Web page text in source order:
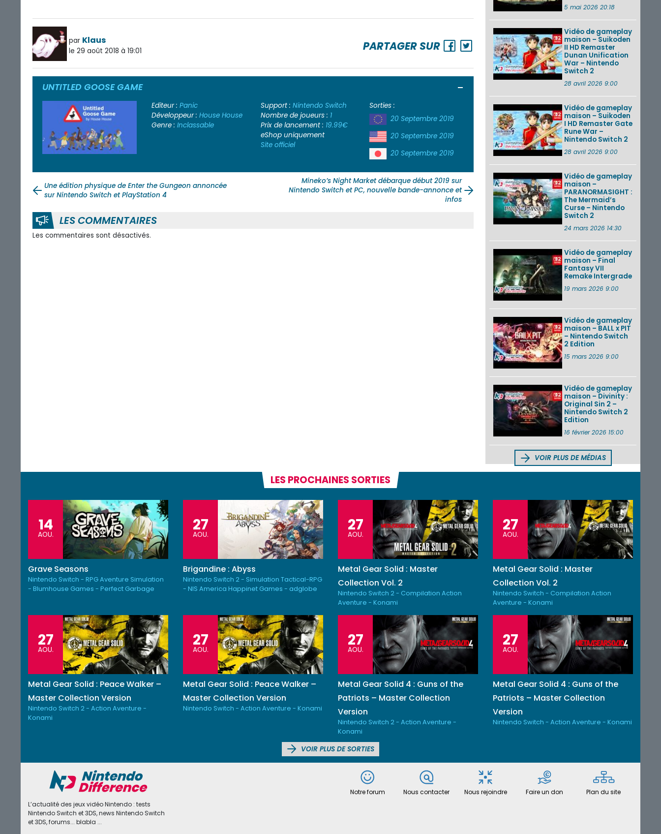
par Klaus
le 29 août 2018 à 19:01 PARTAGER SUR
UNTITLED GOOSE GAME
Editeur : Panic
Développeur : House House
Genre : Inclassable
Support : Nintendo Switch
Nombre de joueurs : 1
Prix de lancement : 19.99€
eShop uniquement
Site officiel
Sorties :
20 Septembre 2019
20 Septembre 2019
20 Septembre 2019
Une édition physique de Enter the Gungeon annoncée
sur Nintendo Switch et PlayStation 4
Mineko’s Night Market débarque début 2019 sur
Nintendo Switch et PC, nouvelle bande-annonce et
infos
LES COMMENTAIRES
Les commentaires sont désactivés.
5 mai 2026 20:18
Vidéo de gameplay
maison – Suikoden
II HD Remaster
Dunan Unification
War – Nintendo
Switch 2
28 avril 2026 9:00
Vidéo de gameplay
maison – Suikoden
I HD Remaster Gate
Rune War –
Nintendo Switch 2
28 avril 2026 9:00
Vidéo de gameplay
maison –
PARANORMASIGHT :
The Mermaid’s
Curse – Nintendo
Switch 2
24 mars 2026 14:30
Vidéo de gameplay
maison – Final
Fantasy VII
Remake Intergrade
19 mars 2026 9:00
Vidéo de gameplay
maison – BALL x PIT
– Nintendo Switch
2 Edition
15 mars 2026 9:00
Vidéo de gameplay
maison – Divinity :
Original Sin 2 –
Nintendo Switch 2
Edition
16 février 2026 15:00
VOIR PLUS DE MÉDIAS
LES PROCHAINES SORTIES
14
AOU.
Grave Seasons
Nintendo Switch - RPG Aventure Simulation
- Blumhouse Games - Perfect Garbage
27
AOU.
Brigandine : Abyss
Nintendo Switch 2 - Simulation Tactical-RPG
- NIS America Happinet Games - adglobe
27
AOU.
Metal Gear Solid : Master
Collection Vol. 2
Nintendo Switch 2 - Compilation Action
Aventure - Konami
27
AOU.
Metal Gear Solid : Master
Collection Vol. 2
Nintendo Switch - Compilation Action
Aventure - Konami
27
AOU.
Metal Gear Solid : Peace Walker –
Master Collection Version
Nintendo Switch 2 - Action Aventure -
Konami
27
AOU.
Metal Gear Solid : Peace Walker –
Master Collection Version
Nintendo Switch - Action Aventure - Konami
27
AOU.
Metal Gear Solid 4 : Guns of the
Patriots – Master Collection
Version
Nintendo Switch 2 - Action Aventure -
Konami
27
AOU.
Metal Gear Solid 4 : Guns of the
Patriots – Master Collection
Version
Nintendo Switch - Action Aventure - Konami
VOIR PLUS DE SORTIES
L’actualité des jeux vidéo Nintendo : tests
Nintendo Switch et 3DS, news Nintendo Switch
et 3DS, forums... blabla ...
Notre forum Nous contacter Nous rejoindre Faire un don Plan du site